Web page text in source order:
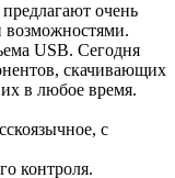
очень
USB. Сегодня
скачивающих
в любое время.
с
контроля.